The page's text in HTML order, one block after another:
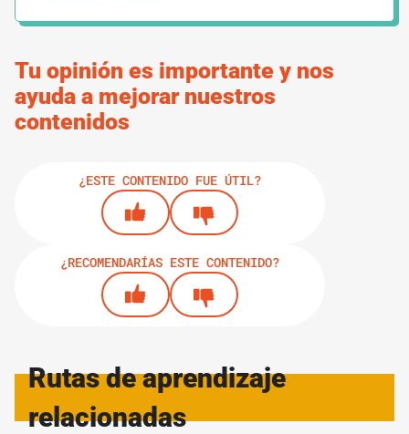
Tu opinión es importante y nos
ayuda a mejorar nuestros
contenidos
¿ESTE CONTENIDO FUE ÚTIL?
¿RECOMENDARÍAS ESTE CONTENIDO?
Rutas de aprendizaje
relacionadas